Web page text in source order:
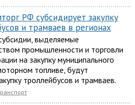
РФ субсидирует закупку
и трамваев в регионах
выделяемые
промышленности и торговли
на закупку муниципального
топливе, будут
троллейбусов и трамваев.